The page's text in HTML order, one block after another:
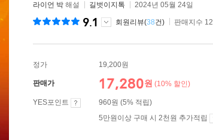
라이언 박 해설 길벗이지톡 2024년 05월 24일
9.1 회원리뷰(38건) 판매지수 12
정가 19,200원
판매가 17,280원 (10% 할인)
YES포인트
960원 (5% 적립)
5만원이상 구매 시 2천원 추가적립